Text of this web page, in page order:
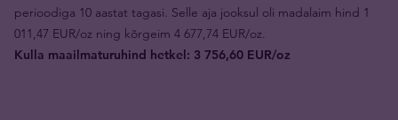
perioodiga 10 aastat tagasi. Selle aja jooksul oli madalaim hind 1
011,47 EUR/oz ning kõrgeim 4 677,74 EUR/oz.
Kulla maailmaturuhind hetkel: 3 756,60 EUR/oz